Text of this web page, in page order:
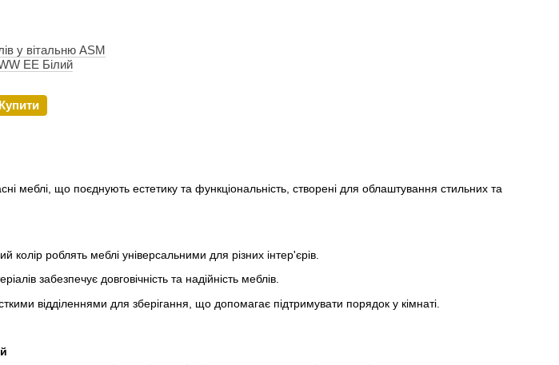
меблі, що поєднують естетику та функціональність, створені для облаштування стильних та
колір роблять меблі універсальними для різних інтер'єрів.
забезпечує довговічність та надійність меблів.
відділеннями для зберігання, що допомагає підтримувати порядок у кімнаті.
у вітальню ASM
EE Білий
Купити